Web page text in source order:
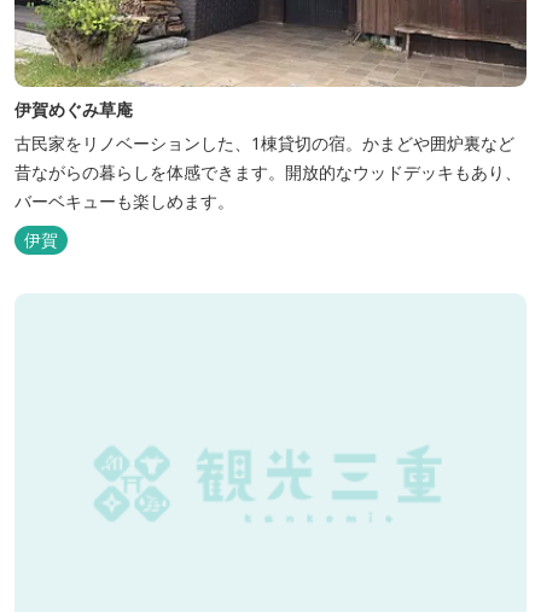
伊賀めぐみ草庵
古民家をリノベーションした、1棟貸切の宿。かまどや囲炉裏など
昔ながらの暮らしを体感できます。開放的なウッドデッキもあり、
バーベキューも楽しめます。
伊賀